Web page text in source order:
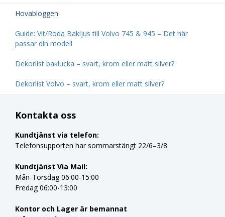
Hovabloggen
Guide: Vit/Röda Bakljus till Volvo 745 & 945 – Det här
passar din modell
Dekorlist baklucka – svart, krom eller matt silver?
Dekorlist Volvo – svart, krom eller matt silver?
Kontakta oss
Kundtjänst via telefon:
Telefonsupporten har sommarstängt 22/6–3/8
Kundtjänst Via Mail:
Mån-Torsdag 06:00-15:00
Fredag 06:00-13:00
Kontor och Lager är bemannat